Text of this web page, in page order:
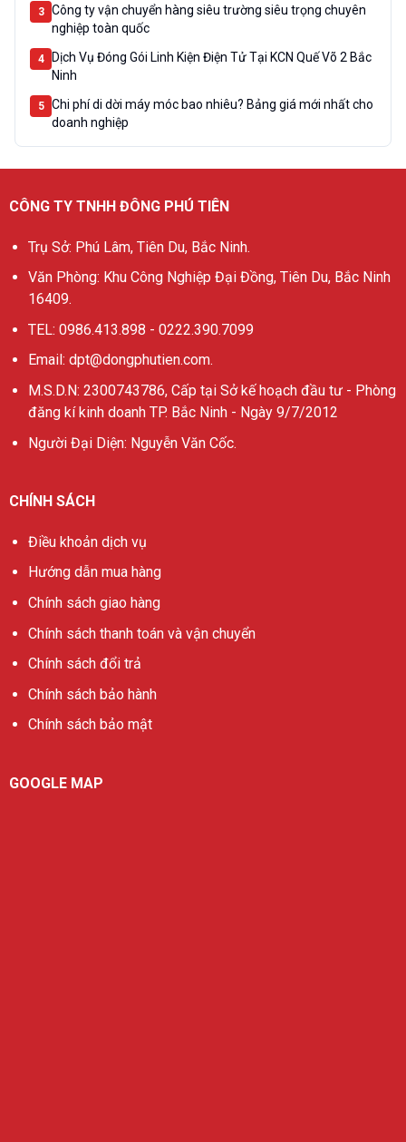
3
Công ty vận chuyển hàng siêu trường siêu trọng chuyên
nghiệp toàn quốc
4
Dịch Vụ Đóng Gói Linh Kiện Điện Tử Tại KCN Quế Võ 2 Bắc
Ninh
5
Chi phí di dời máy móc bao nhiêu? Bảng giá mới nhất cho
doanh nghiệp
CÔNG TY TNHH ĐÔNG PHÚ TIÊN
Trụ Sở: Phú Lâm, Tiên Du, Bắc Ninh.
Văn Phòng: Khu Công Nghiệp Đại Đồng, Tiên Du, Bắc Ninh
16409.
TEL: 0986.413.898 - 0222.390.7099
Email: dpt@dongphutien.com.
M.S.D.N: 2300743786, Cấp tại Sở kế hoạch đầu tư - Phòng
đăng kí kinh doanh TP. Bắc Ninh - Ngày 9/7/2012
Người Đại Diện: Nguyễn Văn Cốc.
CHÍNH SÁCH
Điều khoản dịch vụ
Hướng dẫn mua hàng
Chính sách giao hàng
Chính sách thanh toán và vận chuyển
Chính sách đổi trả
Chính sách bảo hành
Chính sách bảo mật
GOOGLE MAP